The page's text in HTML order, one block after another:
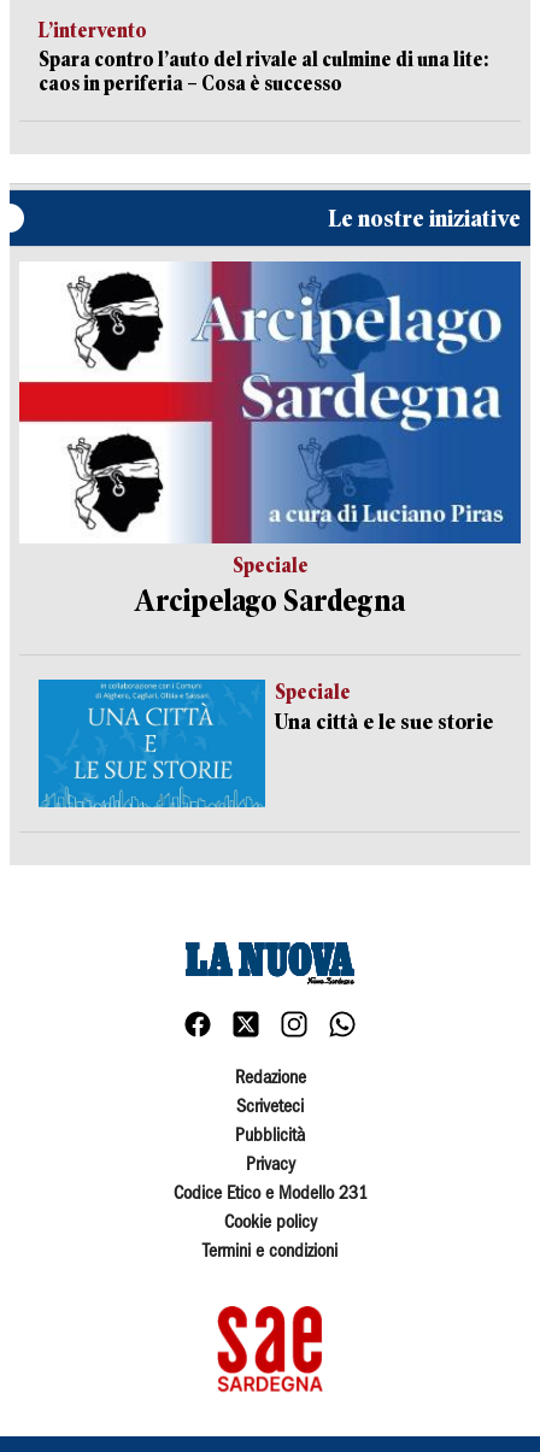
L’intervento
Spara contro l’auto del rivale al culmine di una lite:
caos in periferia – Cosa è successo
Le nostre iniziative
Speciale
Arcipelago Sardegna
Speciale
Una città e le sue storie
Redazione
Scriveteci
Pubblicità
Privacy
Codice Etico e Modello 231
Cookie policy
Termini e condizioni